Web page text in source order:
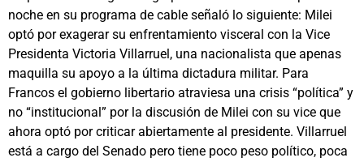
noche en su programa de cable señaló lo siguiente: Milei
optó por exagerar su enfrentamiento visceral con la Vice
Presidenta Victoria Villarruel, una nacionalista que apenas
maquilla su apoyo a la última dictadura militar. Para
Francos el gobierno libertario atraviesa una crisis “política” y
no “institucional” por la discusión de Milei con su vice que
ahora optó por criticar abiertamente al presidente. Villarruel
está a cargo del Senado pero tiene poco peso político, poca